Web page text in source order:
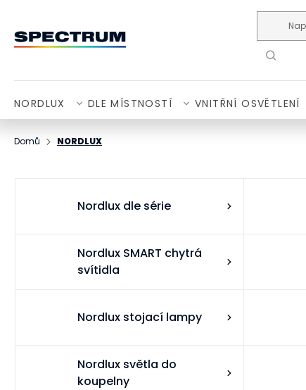
NORDLUX DLE MÍSTNOSTÍ VNITŘNÍ OSVĚTLENÍ
Domů NORDLUX
Nordlux dle série
Nordlux SMART chytrá
svítidla
Nordlux stojací lampy
Nordlux světla do
koupelny